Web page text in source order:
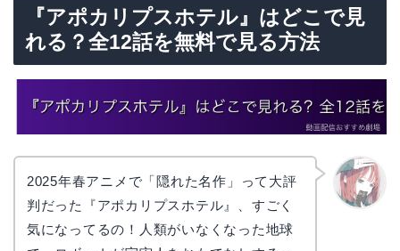
『アポカリプスホテル』はどこで見
れる？全12話を無料で見る方法
2025年春アニメで「隠れた名作」って大評
判だった『アポカリプスホテル』、すごく
気になってるの！人類がいなくなった地球